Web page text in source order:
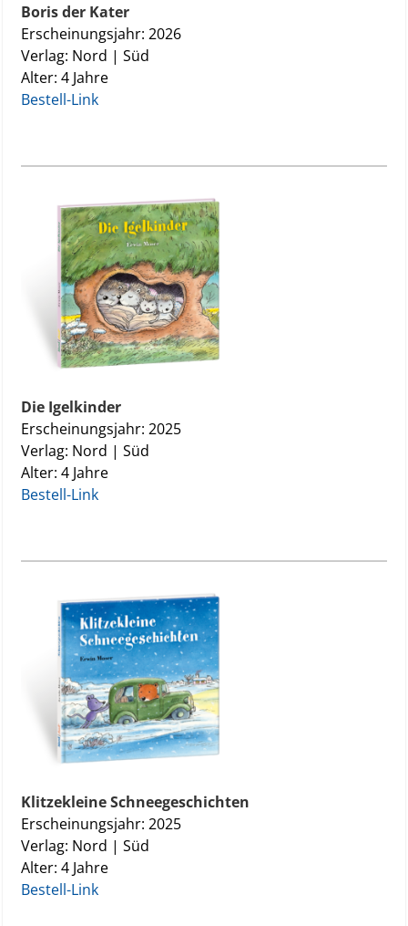
Boris der Kater
Erscheinungsjahr: 2026
Verlag: Nord | Süd
Alter: 4 Jahre
Bestell-Link
Die Igelkinder
Erscheinungsjahr: 2025
Verlag: Nord | Süd
Alter: 4 Jahre
Bestell-Link
Klitzekleine Schneegeschichten
Erscheinungsjahr: 2025
Verlag: Nord | Süd
Alter: 4 Jahre
Bestell-Link